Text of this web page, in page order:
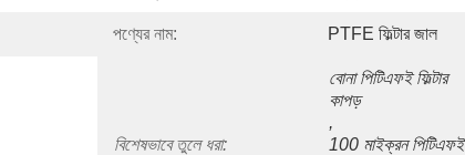
পণ্যের নাম: PTFE ফিল্টার জাল
বিশেষভাবে তুলে ধরা:
বোনা পিটিএফই ফিল্টার
কাপড়
,
100 মাইক্রন পিটিএফই